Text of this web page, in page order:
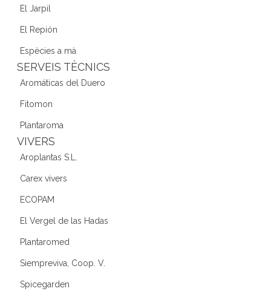
El Jarpil
El Repión
Espècies a mà
SERVEIS TÈCNICS
Aromáticas del Duero
Fitomon
Plantaroma
VIVERS
Aroplantas S.L.
Carex vivers
ECOPAM
El Vergel de las Hadas
Plantaromed
Siempreviva, Coop. V.
Spicegarden